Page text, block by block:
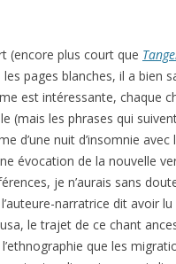
(encore plus court que
pages blanches, il a bien
est intéressante, chaque
(mais les phrases qui
d’une nuit d’insomnie
évocation de la nouvelle
je n’aurais sans
narratrice dit avoir
le trajet de ce chant
que les